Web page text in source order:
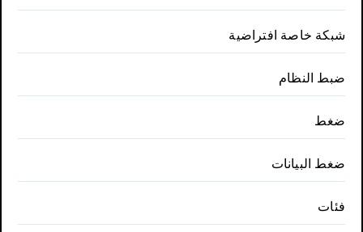
شبكة خاصة افتراضية
ضبط النظام
ضغط
ضغط البيانات
فئات